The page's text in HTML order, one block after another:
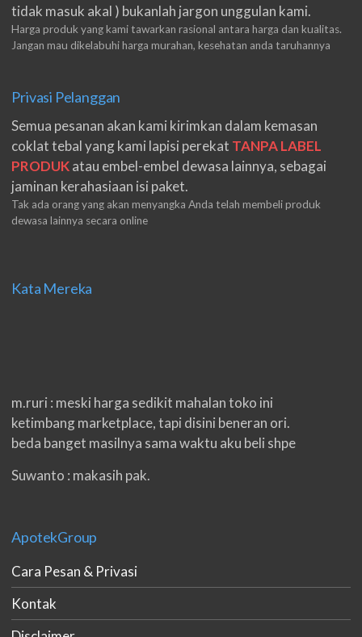
tidak masuk akal ) bukanlah jargon unggulan kami.
Harga produk yang kami tawarkan rasional antara harga dan kualitas.
Jangan mau dikelabuhi harga murahan, kesehatan anda taruhannya
Privasi Pelanggan
Semua pesanan akan kami kirimkan dalam kemasan
coklat tebal yang kami lapisi perekat TANPA LABEL
PRODUKatau embel-embel dewasa lainnya, sebagai
jaminan kerahasiaan isi paket.
Tak ada orang yang akan menyangka Anda telah membeli produk
dewasa lainnya secara online
Kata Mereka
m.ruri : meski harga sedikit mahalan toko ini
ketimbang marketplace, tapi disini beneran ori.
beda banget masilnya sama waktu aku beli shpe
Suwanto : makasih pak.
produknya. tetep jaga kualitas ya gan.
eko padang : ko brang udh sampek, kan bru 2 hri
gan. cpet bgt
h.dzowi : ampuh mas kamu punya viagra, saya
ApotekGroup
Cara Pesan & Privasi
Kontak